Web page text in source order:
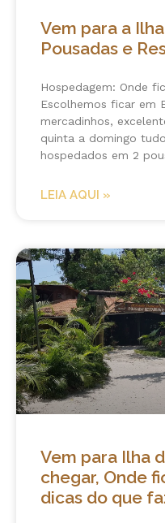
Vem para a
Pousadas e
Hospedagem: Onde
Escolhemos ficar em
mercadinhos,
quinta a domingo
hospedados em 2
LEIA AQUI »
Vem para Ilha
chegar, Onde
dicas do que